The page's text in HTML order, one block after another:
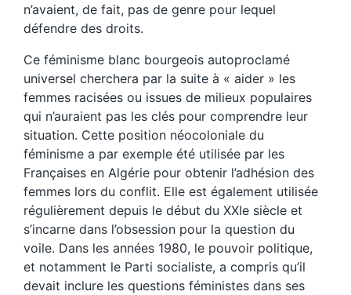
n’avaient, de fait, pas de genre pour lequel
défendre des droits.
Ce féminisme blanc bourgeois autoproclamé
universel cherchera par la suite à « aider » les
femmes racisées ou issues de milieux populaires
qui n’auraient pas les clés pour comprendre leur
situation. Cette position néocoloniale du
féminisme a par exemple été utilisée par les
Françaises en Algérie pour obtenir l’adhésion des
femmes lors du conflit. Elle est également utilisée
régulièrement depuis le début du XXIe siècle et
s’incarne dans l’obsession pour la question du
voile. Dans les années 1980, le pouvoir politique,
et notamment le Parti socialiste, a compris qu’il
devait inclure les questions féministes dans ses